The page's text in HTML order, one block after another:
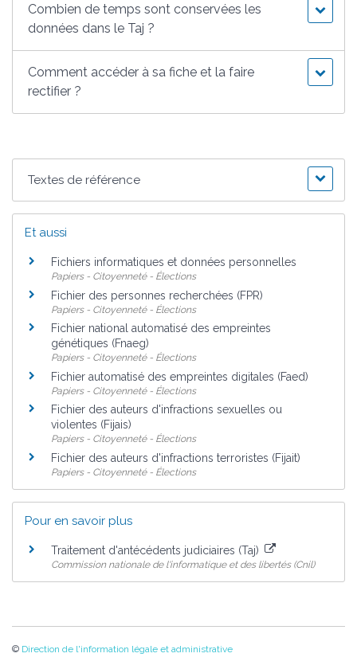
Combien de temps sont conservées les
données dans le Taj ?
Comment accéder à sa fiche et la faire
rectifier ?
Textes de référence
Et aussi
Fichiers informatiques et données personnelles
Papiers - Citoyenneté - Élections
Fichier des personnes recherchées (FPR)
Papiers - Citoyenneté - Élections
Fichier national automatisé des empreintes
génétiques (Fnaeg)
Papiers - Citoyenneté - Élections
Fichier automatisé des empreintes digitales (Faed)
Papiers - Citoyenneté - Élections
Fichier des auteurs d'infractions sexuelles ou
violentes (Fijais)
Papiers - Citoyenneté - Élections
Fichier des auteurs d'infractions terroristes (Fijait)
Papiers - Citoyenneté - Élections
Pour en savoir plus
Traitement d'antécédents judiciaires (Taj)
Commission nationale de l'informatique et des libertés (Cnil)
© Direction de l'information légale et administrative